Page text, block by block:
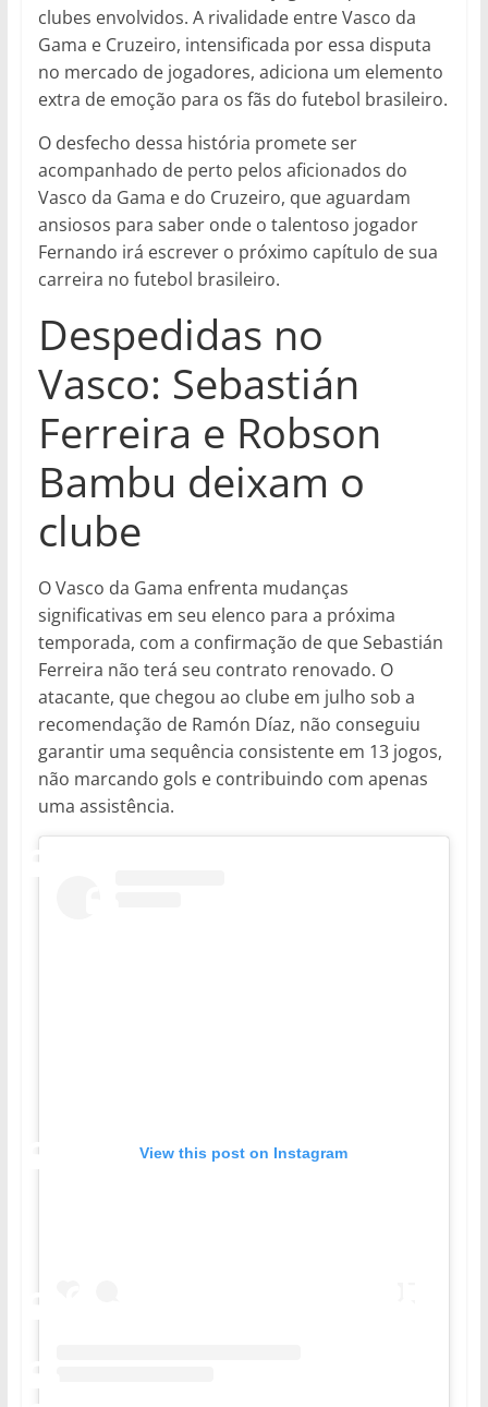
clubes envolvidos. A rivalidade entre Vasco da
Gama e Cruzeiro, intensificada por essa disputa
no mercado de jogadores, adiciona um elemento
extra de emoção para os fãs do futebol brasileiro.
O desfecho dessa história promete ser
acompanhado de perto pelos aficionados do
Vasco da Gama e do Cruzeiro, que aguardam
ansiosos para saber onde o talentoso jogador
Fernando irá escrever o próximo capítulo de sua
carreira no futebol brasileiro.
Despedidas no
Vasco: Sebastián
Ferreira e Robson
Bambu deixam o
clube
O Vasco da Gama enfrenta mudanças
significativas em seu elenco para a próxima
temporada, com a confirmação de que Sebastián
Ferreira não terá seu contrato renovado. O
atacante, que chegou ao clube em julho sob a
recomendação de Ramón Díaz, não conseguiu
garantir uma sequência consistente em 13 jogos,
não marcando gols e contribuindo com apenas
uma assistência.
View this post on Instagram